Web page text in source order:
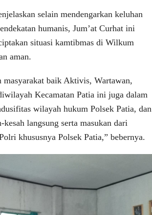
selain mendengarkan keluhan
humanis, Jum’at Curhat ini
situasi kamtibmas di Wilkum
aman.
masyarakat baik Aktivis, Wartawan,
Kecamatan Patia ini juga dalam
wilayah hukum Polsek Patia, dan
langsung serta masukan dari
khususnya Polsek Patia,” bebernya.